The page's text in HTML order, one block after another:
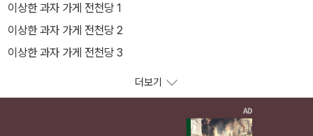
이상한 과자 가게 전천당 1
이상한 과자 가게 전천당 2
이상한 과자 가게 전천당 3
더보기